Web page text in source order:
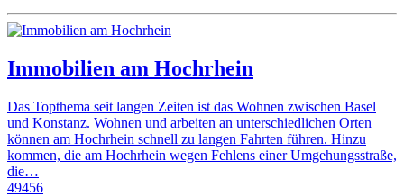
Immobilien am Hochrhein
Das Topthema seit langen Zeiten ist das Wohnen zwischen Basel
und Konstanz. Wohnen und arbeiten an unterschiedlichen Orten
können am Hochrhein schnell zu langen Fahrten führen. Hinzu
kommen, die am Hochrhein wegen Fehlens einer Umgehungsstraße,
die…
49456